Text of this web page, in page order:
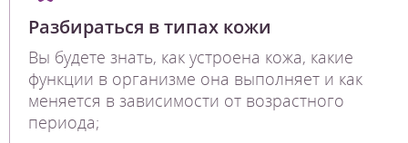
Разбираться в типах кожи
Вы будете знать, как устроена кожа, какие
функции в организме она выполняет и как
меняется в зависимости от возрастного
периода;